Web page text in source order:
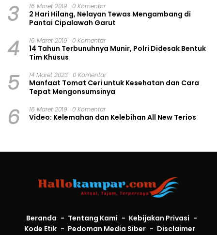
3 16 Maret 2019 0 Komentar
2 Hari Hilang, Nelayan Tewas Mengambang di
Pantai Cipalawah Garut
4 16 Maret 2019 0 Komentar
14 Tahun Terbunuhnya Munir, Polri Didesak Bentuk
Tim Khusus
5 14 Maret 2023 0 Komentar
Manfaat Tomat Ceri untuk Kesehatan dan Cara
Tepat Mengonsumsinya
6 16 Maret 2019 0 Komentar
Video: Kelemahan dan Kelebihan All New Terios
Beranda Tentang Kami
Kebijakan Privasi
Kode Etik
Pedoman Media Siber Disclaimer